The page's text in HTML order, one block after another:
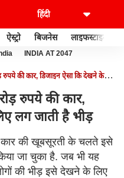
ऐस्ट्रो बिजनेस लाइफस्टाइल
INDIA AT 2047
की कार, डिजाइन ऐसा कि देखने के
रुपये की कार,
लग जाती है भीड़
की खूबसूरती के चलते इसे
जा चुका है. जब भी यह
की भीड़ इसे देखने के लिए